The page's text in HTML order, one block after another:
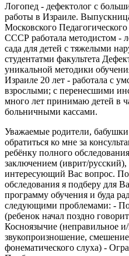
Логопед - дефектолог с
работы в Израиле.
Московского
СССР работала методистом -
сада для детей с тяжелыми
студентатми факультета
уникальной методики
Израиле 20 лет - работала с
взрослыми; с перенесшими
много лет принимаю детей в
больничными кассами.
Уважаемые родители,
обратиться ко мне за
ребёнку полного
заключением (иврит/русский),
интересующий Вас вопрос.
обследования я подберу для
программу обучения и буда
следующими проблемами: -
(ребенок начал поздно
Косноязычие (неправильное
звукопроизношение,
фонематического слуха) -